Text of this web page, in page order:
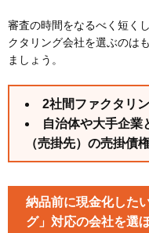
審査の時間をなるべく短く
クタリング会社を選ぶのは
ましょう。
2社間ファクタリ
自治体や大手企業
（売掛先）の売掛債
納品前に現金化した
グ」対応の会社を選